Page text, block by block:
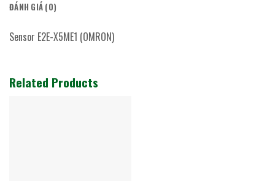
ĐÁNH GIÁ (0)
Sensor E2E-X5ME1 (OMRON)
Related Products